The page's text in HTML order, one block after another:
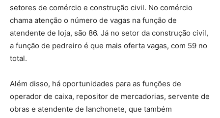
setores de comércio e construção civil. No comércio
chama atenção o número de vagas na função de
atendente de loja, são 86. Já no setor da construção civil,
a função de pedreiro é que mais oferta vagas, com 59 no
total.
Além disso, há oportunidades para as funções de
operador de caixa, repositor de mercadorias, servente de
obras e atendente de lanchonete, que também